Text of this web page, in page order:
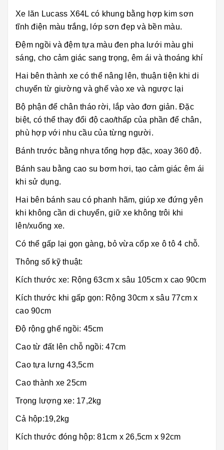
Xe lăn Lucass X64L có khung bằng hợp kim sơn
tĩnh điện màu trắng, lớp sơn đẹp và bền màu.
Đệm ngồi và đệm tựa màu đen pha lưới màu ghi
sáng, cho cảm giác sang trọng, êm ái và thoáng khí
Hai bên thành xe có thể nâng lên, thuận tiện khi di
chuyển từ giường và ghế vào xe và ngược lại
Bộ phận để chân tháo rời, lắp vào đơn giản. Đặc
biệt, có thể thay đổi độ cao/thấp của phần để chân,
phù hợp với nhu cầu của từng người.
Bánh trước bằng nhựa tổng hợp đặc, xoay 360 độ.
Bánh sau bằng cao su bơm hơi, tạo cảm giác êm ái
khi sử dụng.
Hai bên bánh sau có phanh hãm, giúp xe đứng yên
khi không cần di chuyển, giữ xe không trôi khi
lên/xuống xe.
Có thể gấp lại gọn gàng, bỏ vừa cốp xe ô tô 4 chỗ.
Thông số kỹ thuật:
Kích thước xe: Rộng 63cm x sâu 105cm x cao 90cm
Kích thước khi gấp gọn: Rộng 30cm x sâu 77cm x
cao 90cm
Độ rộng ghế ngồi: 45cm
Cao từ đất lên chỗ ngồi: 47cm
Cao tựa lưng 43,5cm
Cao thành xe 25cm
Trọng lượng xe: 17,2kg
Cả hộp:19,2kg
Kích thước đóng hộp: 81cm x 26,5cm x 92cm